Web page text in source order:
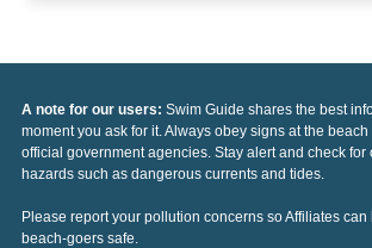
A note for our users: Swim Guide shares the best
moment you ask for it. Always obey signs at the
official government agencies. Stay alert and check for
hazards such as dangerous currents and tides.
Please report your pollution concerns so Affiliates
beach-goers safe.